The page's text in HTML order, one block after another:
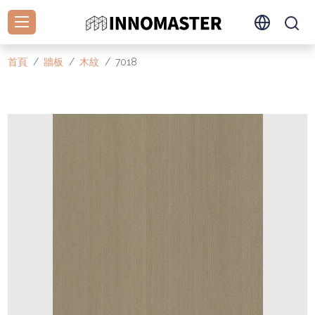
首頁 牆板 木紋 7018